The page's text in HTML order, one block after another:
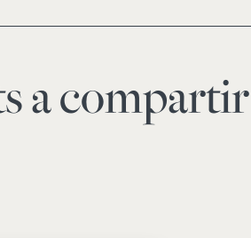
a compartir